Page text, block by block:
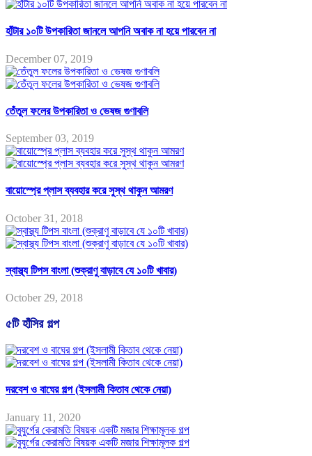
হাঁটার ১০টি উপকারিতা জানলে আপনি অবাক না হয়ে পারবেন না
December 07, 2019
তেঁতুল ফলের উপকারিতা ও ভেষজ গুণাবলি
September 03, 2019
বায়োস্প্রে প্লাস ব্যবহার করে সুস্থ থাকুন আমরণ
October 31, 2018
স্বাস্থ্য টিপস বাংলা (শুক্রাণু বাড়াবে যে ১০টি খাবার)
October 29, 2018
৫টি হাঁসির গল্প
দরবেশ ও বাঘের গল্প (ইসলামী কিতাব থেকে নেয়া)
January 11, 2020